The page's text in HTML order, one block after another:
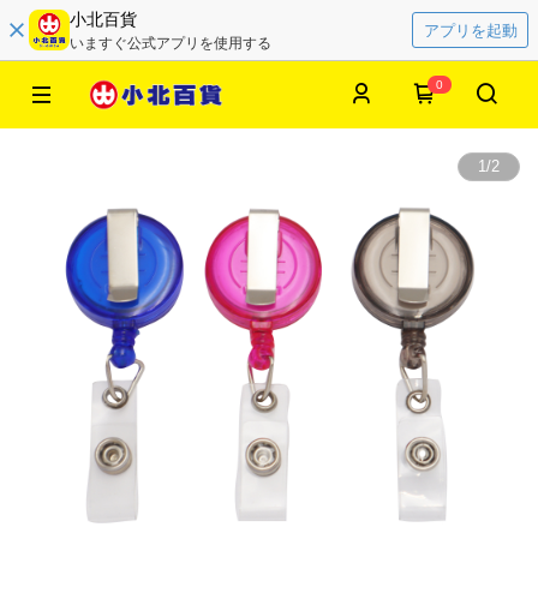
小北百貨
いますぐ公式アプリを使用する
アプリを起動
0
1/2